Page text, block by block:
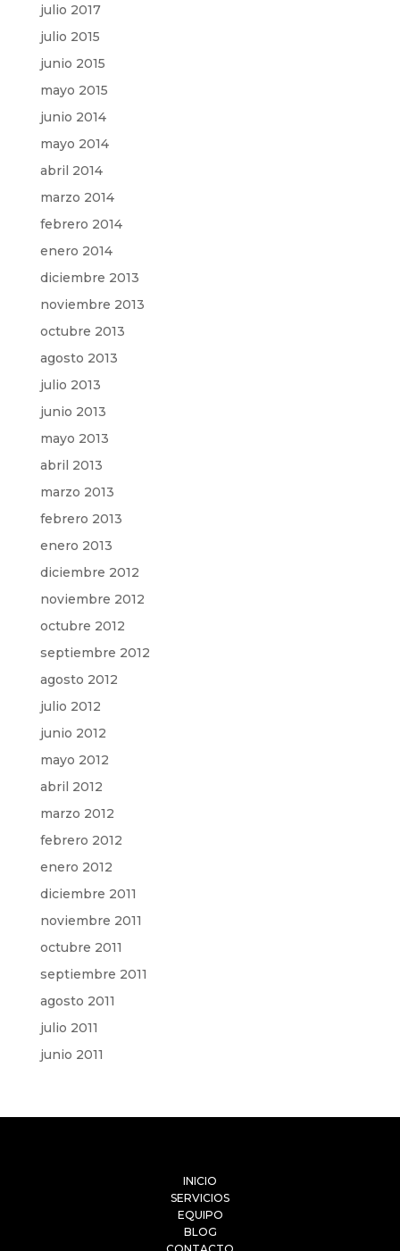
julio 2017
julio 2015
junio 2015
mayo 2015
junio 2014
mayo 2014
abril 2014
marzo 2014
febrero 2014
enero 2014
diciembre 2013
noviembre 2013
octubre 2013
agosto 2013
julio 2013
junio 2013
mayo 2013
abril 2013
marzo 2013
febrero 2013
enero 2013
diciembre 2012
noviembre 2012
octubre 2012
septiembre 2012
agosto 2012
julio 2012
junio 2012
mayo 2012
abril 2012
marzo 2012
febrero 2012
enero 2012
diciembre 2011
noviembre 2011
octubre 2011
septiembre 2011
agosto 2011
julio 2011
junio 2011
INICIO
SERVICIOS
EQUIPO
BLOG